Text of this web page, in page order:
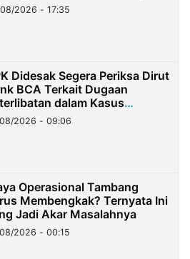
2026 - 17:35
Didesak Segera Periksa Dirut
BCA Terkait Dugaan
dalam Kasus
Dana Nasabah Rp2,58
2026 - 09:06
Operasional Tambang
Membengkak? Ternyata Ini
Jadi Akar Masalahnya
2026 - 00:15